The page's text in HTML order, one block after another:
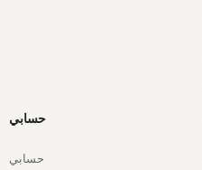
حسابي
حسابي